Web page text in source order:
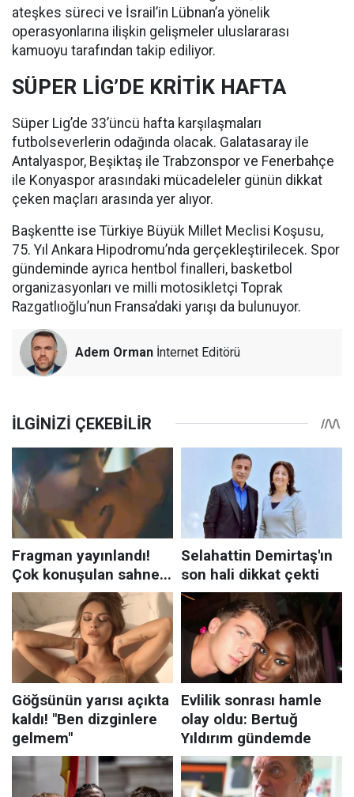
ateşkes süreci ve İsrail’in Lübnan’a yönelik
operasyonlarına ilişkin gelişmeler uluslararası
kamuoyu tarafından takip ediliyor.
SÜPER LİG’DE KRİTİK HAFTA
Süper Lig’de 33’üncü hafta karşılaşmaları
futbolseverlerin odağında olacak. Galatasaray ile
Antalyaspor, Beşiktaş ile Trabzonspor ve Fenerbahçe
ile Konyaspor arasındaki mücadeleler günün dikkat
çeken maçları arasında yer alıyor.
Başkentte ise Türkiye Büyük Millet Meclisi Koşusu,
75. Yıl Ankara Hipodromu’nda gerçekleştirilecek. Spor
gündeminde ayrıca hentbol finalleri, basketbol
organizasyonları ve milli motosikletçi Toprak
Razgatlıoğlu’nun Fransa’daki yarışı da bulunuyor.
Adem Orman İnternet Editörü